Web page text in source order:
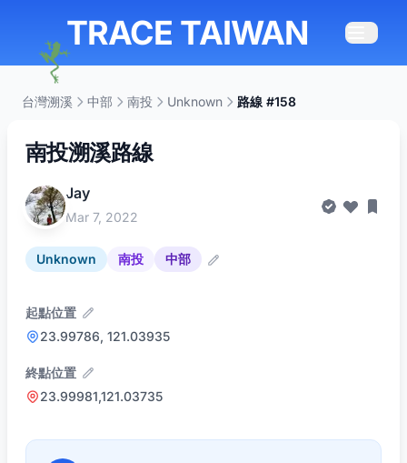
TRACE TAIWAN
台灣溯溪 中部 南投 Unknown 路線 #158
南投溯溪路線
Jay
Mar 7, 2022
Unknown 南投 中部
起點位置
23.99786, 121.03935
終點位置
23.99981,121.03735